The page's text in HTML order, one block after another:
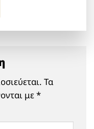
Τα
με*